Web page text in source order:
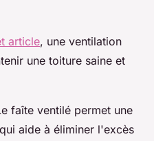
article, une ventilation
une toiture saine et
faîte ventilé permet une
aide à éliminer l'excès